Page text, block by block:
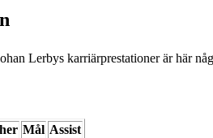
Lerbys karriärprestationer är här
Mål Assist